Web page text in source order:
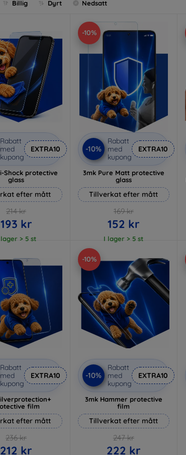
Billig Dyrt Nedsatt
Rabatt
med
kupong
EXTRA10
Shock protective
glass
efter mått
214 kr
193 kr
> 5 st
-10%
-10%
Rabatt
med
kupong
EXTRA10
3mk Pure Matt protective
glass
Tillverkat efter mått
169 kr
152 kr
I lager > 5 st
Rabatt
med
kupong
EXTRA10
film
efter mått
236 kr
212 kr
-10%
-10%
Rabatt
med
kupong
EXTRA10
3mk Hammer protective
film
Tillverkat efter mått
247 kr
222 kr